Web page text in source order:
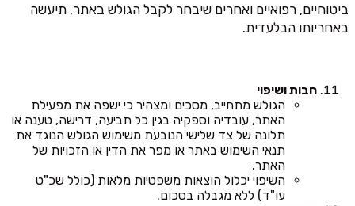
ביטוחיים, רפואיים ואחרים שיבחר לקבל הגולש באתר, תיעשה
באחריותו הבלעדית.
חבות ושיפוי
הגולש מתחייב, מסכים ומצהיר כי ישפה את מפעילת
האתר, עובדיה וספקיה בגין כל תביעה, דרישה, טענה או
תלונה של צד שלישי הנובעת משימוש הגולש הנוגד את
תנאי השימוש באתר או מפר את הדין או הזכויות של
האתר.
השיפוי יכלול הוצאות משפטיות מלאות (כולל שכ"ט
עו"ד) ללא מגבלה בסכום.